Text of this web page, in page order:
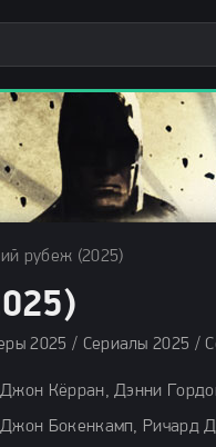
рубеж (2025)
Джон Кёрран, Дэнни
Джон Бокенкамп, Ричард